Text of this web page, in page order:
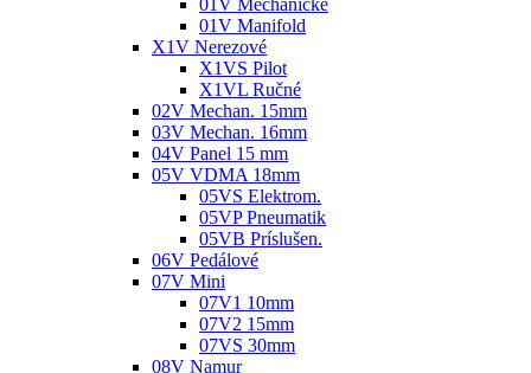
01V Mechanické
01V Manifold
X1V Nerezové
X1VS Pilot
X1VL Ručné
02V Mechan. 15mm
03V Mechan. 16mm
04V Panel 15 mm
05V VDMA 18mm
05VS Elektrom.
05VP Pneumatik
05VB Príslušen.
06V Pedálové
07V Mini
07V1 10mm
07V2 15mm
07VS 30mm
08V Namur